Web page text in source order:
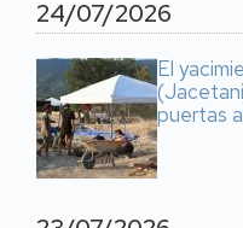
24/07/2026
El
puertas